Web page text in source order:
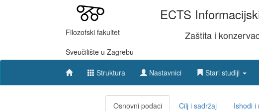
Filozofski fakultet
Sveučilište u Zagrebu
ECTS
Zaštita i
Struktura Nastavnici Stari studiji
Osnovni podaci Cilj i sadržaj Ishodi i